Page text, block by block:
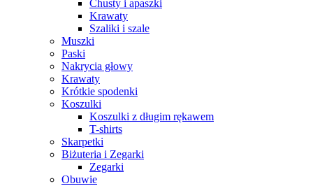
Chusty i apaszki
Krawaty
Szaliki i szale
Muszki
Paski
Nakrycia głowy
Krawaty
Krótkie spodenki
Koszulki
Koszulki z długim rękawem
T-shirts
Skarpetki
Biżuteria i Zegarki
Zegarki
Obuwie